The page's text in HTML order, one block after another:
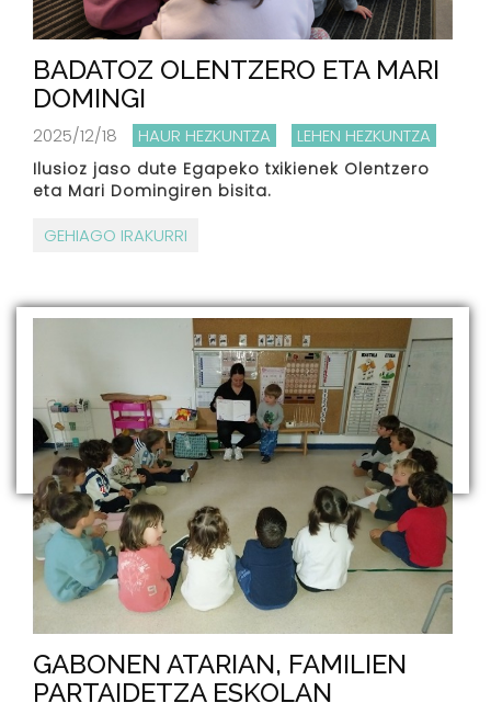
BADATOZ OLENTZERO ETA MARI
DOMINGI
2025/12/18 HAUR HEZKUNTZA LEHEN HEZKUNTZA
Ilusioz jaso dute Egapeko txikienek Olentzero
eta Mari Domingiren bisita.
GEHIAGO IRAKURRI
GABONEN ATARIAN, FAMILIEN
PARTAIDETZA ESKOLAN